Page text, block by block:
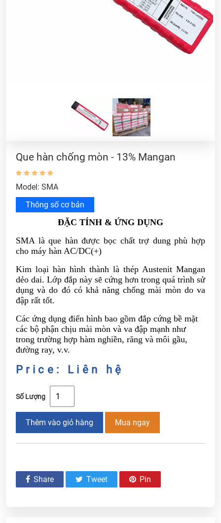
Que hàn chống mòn - 13% Mangan
Model: SMA
Thông số cơ bản
ĐẶC TÍNH & ỨNG DỤNG
SMA là que hàn được bọc chất trợ dung phù hợp
cho máy hàn AC/DC(+)
Kim loại hàn hình thành là thép Austenit Mangan
dẻo dai. Lớp đắp này sẽ cứng hơn trong quá trình sử
dụng và do đó có khả năng chống mài mòn do va
đập rất tốt.
Các ứng dụng điển hình bao gồm đắp cứng bề mặt
các bộ phận chịu mài mòn và va đập mạnh như
trong trường hợp hàm nghiền, răng và môi gầu,
đường ray, v.v.
Price: Liên hệ
Số Lượng
Thêm vào giỏ hàng Mua ngay
Share Tweet Pin